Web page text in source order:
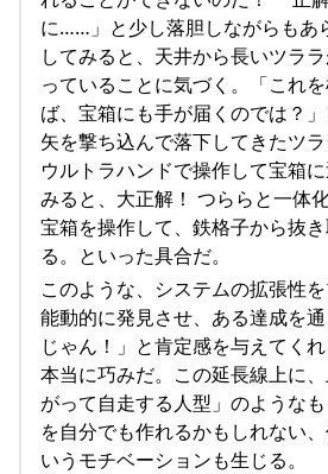
に……」と少し落胆しながらもあ
してみると、天井から長いツラ
っていることに気づく。「これ
ば、宝箱にも手が届くのでは？」
矢を撃ち込んで落下してきたツ
ウルトラハンドで操作して宝箱
みると、大正解！ つららと一体
宝箱を操作して、鉄格子から抜
る。といった具合だ。
このような、システムの拡張性
能動的に発見させ、ある達成を
じゃん！」と肯定感を与えてく
本当に巧みだ。この延長線上に
がって自走する人型」のような
を自分でも作れるかもしれない
いうモチベーションも生じる。